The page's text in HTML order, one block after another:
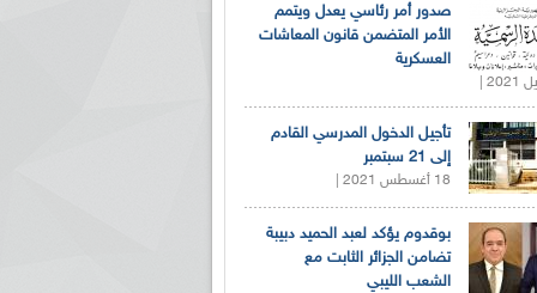
صدور أمر رئاسي يعدل ويتمم
الأمر المتضمن قانون المعاشات
العسكرية
تأجيل الدخول المدرسي القادم
إلى 21 سبتمبر
18 أغسطس 2021 |
بوقدوم يؤكد لعبد الحميد دبيبة
تضامن الجزائر الثابت مع
الشعب الليبي